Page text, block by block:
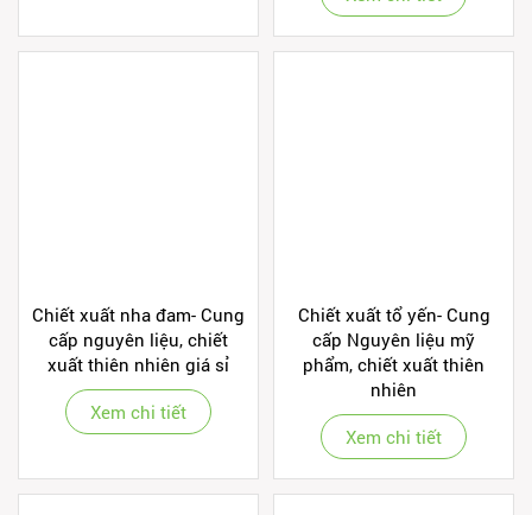
Chiết xuất nha đam- Cung
cấp nguyên liệu, chiết
xuất thiên nhiên giá sỉ
Xem chi tiết
Chiết xuất tổ yến- Cung
cấp Nguyên liệu mỹ
phẩm, chiết xuất thiên
nhiên
Xem chi tiết